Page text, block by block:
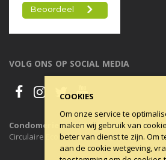
VOLG ONS OP SOCIAL MEDIA
Condomerie is 100% CO2-neutraal, al
Circulaire Economie ons uitgangspunt.
COOKIES
Om onze service te
maken wij gebruik van
beter van dienst te zijn. Om
aan de cookie wetgeving,